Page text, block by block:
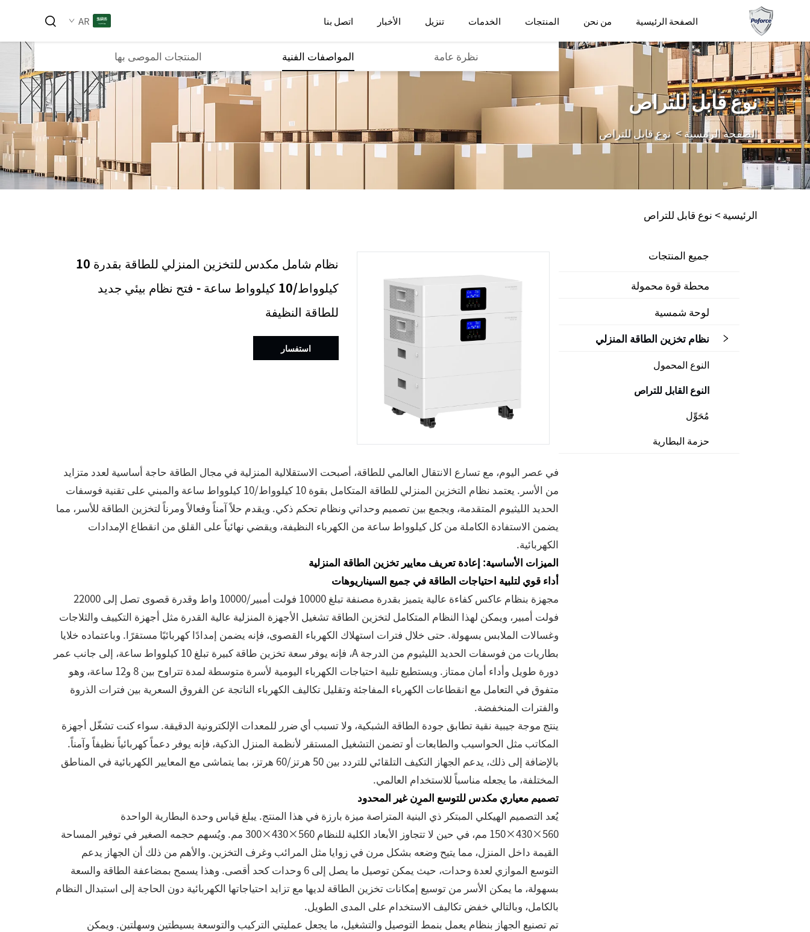
الصفحة الرئيسية من نحن المنتجات الخدمات تنزيل الأخبار اتصل بنا AR
نوع قابل للتراص
الصفحة الرئيسية>نوع قابل للتراص
الرئيسية > نوع قابل للتراص
جميع المنتجات
محطة قوة محمولة
لوحة شمسية
نظام تخزين الطاقة المنزلي
النوع المحمول
النوع القابل للتراص
مُحَوِّل
حزمة البطارية
نظام شامل مكدس للتخزين المنزلي للطاقة بقدرة 10
كيلوواط/10 كيلوواط ساعة - فتح نظام بيئي جديد
للطاقة النظيفة
استفسار
نظرة عامة المواصفات الفنية المنتجات الموصى بها
في عصر اليوم، مع تسارع الانتقال العالمي للطاقة، أصبحت الاستقلالية المنزلية في مجال الطاقة حاجة أساسية لعدد متزايد
من الأسر. يعتمد نظام التخزين المنزلي للطاقة المتكامل بقوة 10 كيلوواط/10 كيلوواط ساعة والمبني على تقنية فوسفات
الحديد الليثيوم المتقدمة، ويجمع بين تصميم وحداتي ونظام تحكم ذكي. ويقدم حلاً آمناً وفعالاً ومرناً لتخزين الطاقة للأسر، مما
يضمن الاستفادة الكاملة من كل كيلوواط ساعة من الكهرباء النظيفة، ويقضي نهائياً على القلق من انقطاع الإمدادات
الكهربائية.
الميزات الأساسية: إعادة تعريف معايير تخزين الطاقة المنزلية
أداء قوي لتلبية احتياجات الطاقة في جميع السيناريوهات
مجهزة بنظام عاكس كفاءة عالية يتميز بقدرة مصنفة تبلغ 10000 فولت أمبير/10000 واط وقدرة قصوى تصل إلى 22000
فولت أمبير، ويمكن لهذا النظام المتكامل لتخزين الطاقة تشغيل الأجهزة المنزلية عالية القدرة مثل أجهزة التكييف والثلاجات
وغسالات الملابس بسهولة. حتى خلال فترات استهلاك الكهرباء القصوى، فإنه يضمن إمدادًا كهربائيًا مستقرًا. وباعتماده خلايا
بطاريات من فوسفات الحديد الليثيوم من الدرجة A، فإنه يوفر سعة تخزين طاقة كبيرة تبلغ 10 كيلوواط ساعة، إلى جانب عمر
دورة طويل وأداء أمان ممتاز. ويستطيع تلبية احتياجات الكهرباء اليومية لأسرة متوسطة لمدة تتراوح بين 8 و12 ساعة، وهو
متفوق في التعامل مع انقطاعات الكهرباء المفاجئة وتقليل تكاليف الكهرباء الناتجة عن الفروق السعرية بين فترات الذروة
والفترات المنخفضة.
ينتج موجة جيبية نقية تطابق جودة الطاقة الشبكية، ولا تسبب أي ضرر للمعدات الإلكترونية الدقيقة. سواء كنت تشغّل أجهزة
المكاتب مثل الحواسيب والطابعات أو تضمن التشغيل المستقر لأنظمة المنزل الذكية، فإنه يوفر دعماً كهربائياً نظيفاً وآمناً.
بالإضافة إلى ذلك، يدعم الجهاز التكيف التلقائي للتردد بين 50 هرتز/60 هرتز، بما يتماشى مع المعايير الكهربائية في المناطق
المختلفة، ما يجعله مناسباً للاستخدام العالمي.
تصميم معياري مكدس للتوسع المرِن غير المحدود
يُعد التصميم الهيكلي المبتكر ذي البنية المتراصة ميزة بارزة في هذا المنتج. يبلغ قياس وحدة البطارية الواحدة
560×430×150 مم، في حين لا تتجاوز الأبعاد الكلية للنظام 560×430×300 مم. ويُسهم حجمه الصغير في توفير المساحة
القيمة داخل المنزل، مما يتيح وضعه بشكل مرن في زوايا مثل المرائب وغرف التخزين. والأهم من ذلك أن الجهاز يدعم
التوسع الموازي لعدة وحدات، حيث يمكن توصيل ما يصل إلى 6 وحدات كحد أقصى. وهذا يسمح بمضاعفة الطاقة والسعة
بسهولة، ما يمكن الأسر من توسيع إمكانات تخزين الطاقة لديها مع تزايد احتياجاتها الكهربائية دون الحاجة إلى استبدال النظام
بالكامل، وبالتالي خفض تكاليف الاستخدام على المدى الطويل.
تم تصنيع الجهاز بنظام يعمل بنمط التوصيل والتشغيل، ما يجعل عمليتي التركيب والتوسعة بسيطتين وسهلتين. ويمكن